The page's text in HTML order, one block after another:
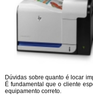
Dúvidas sobre quanto é locar
É fundamental que o cliente
equipamento correto.